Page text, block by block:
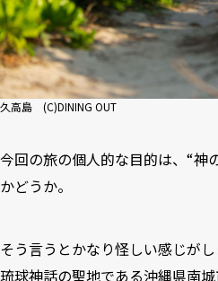
久高島 (C)DINING OUT
今回の旅の個人的な目的は、“神
かどうか。
そう言うとかなり怪しい感じが
琉球神話の聖地である沖縄県南